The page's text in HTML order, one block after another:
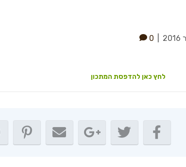
0
לחץ כאן להדפסת המתכון